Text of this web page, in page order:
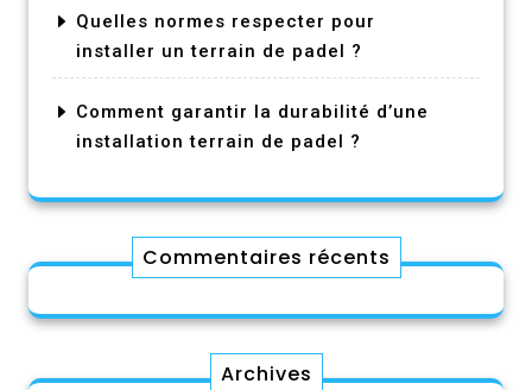
Quelles normes respecter pour
installer un terrain de padel ?
Comment garantir la durabilité d’une
installation terrain de padel ?
Commentaires récents
Archives